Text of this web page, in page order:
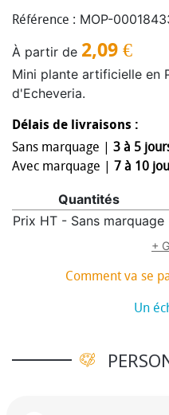
Référence : MOP-
À partir de 2,09 €
Mini plante artificielle en
d'Echeveria.
Délais de livraisons :
Sans marquage | 3 à 5
Avec marquage | 7 à 10
Quantités
Prix HT - Sans marquage
+
Comment va se
Un